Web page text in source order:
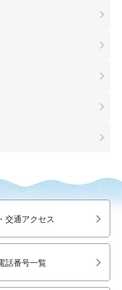
交通アクセス
話番号一覧